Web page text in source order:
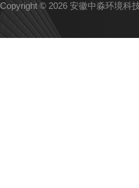
Copyright © 2026 安徽中淼环境科